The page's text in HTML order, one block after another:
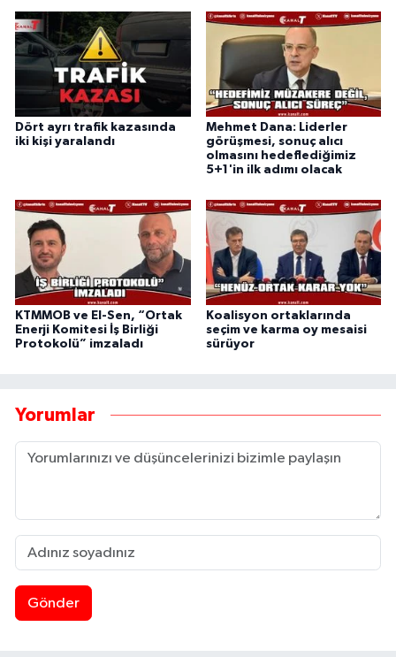
Dört ayrı trafik kazasında
iki kişi yaralandı
Mehmet Dana: Liderler
görüşmesi, sonuç alıcı
olmasını hedeflediğimiz
5+1'in ilk adımı olacak
KTMMOB ve El-Sen, “Ortak
Enerji Komitesi İş Birliği
Protokolü” imzaladı
Koalisyon ortaklarında
seçim ve karma oy mesaisi
sürüyor
Yorumlar
Gönder